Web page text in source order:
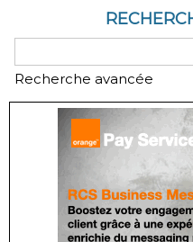
Recherche avancée